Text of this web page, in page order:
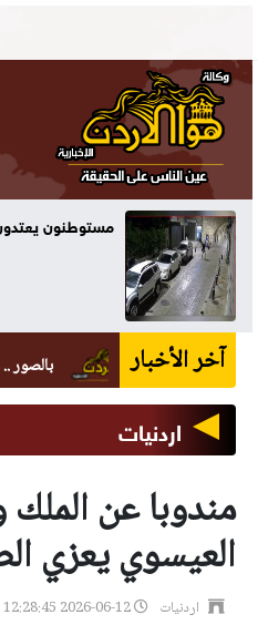
مستوطنون
آخر الأخبار بالصور .. عمان
اردنيات
مندوبا عن
العيسوي يعزي
اردنيات